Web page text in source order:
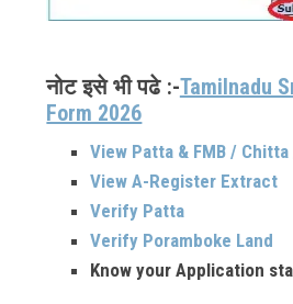
नोट इसे भी पढे :-Tamilnadu
Form 2026
View Patta & FMB /
View A-Register Extract
Verify Patta
Verify Poramboke Land
Know your Application